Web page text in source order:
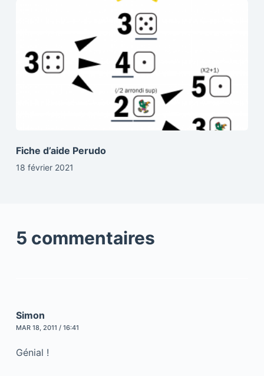
Fiche d’aide Perudo
18 février 2021
5 commentaires
Simon
MAR 18, 2011 / 16:41
Génial !